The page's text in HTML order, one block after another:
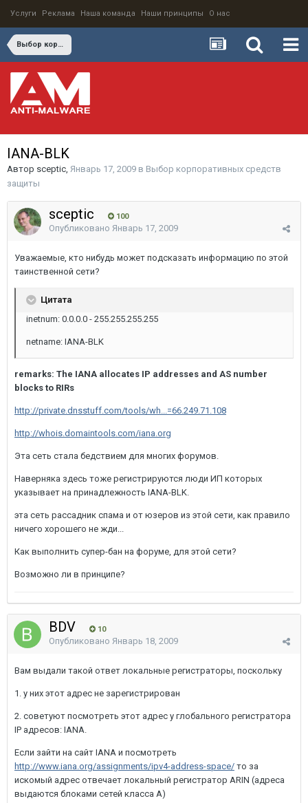
Услуги Реклама Наша команда Наши принципы О нас
Выбор корпоративных средств защиты
IANA-BLK
Автор sceptic, Январь 17, 2009 в Выбор корпоративных средств
защиты
sceptic 100
Опубликовано Январь 17, 2009
Уважаемые, кто нибудь может подсказать информацию по этой
таинственной сети?
Цитата
inetnum: 0.0.0.0 - 255.255.255.255
netname: IANA-BLK
remarks: The IANA allocates IP addresses and AS number
blocks to RIRs
http://private.dnsstuff.com/tools/wh...=66.249.71.108
http://whois.domaintools.com/iana.org
Эта сеть стала бедствием для многих форумов.
Наверняка здесь тоже регистрируются люди ИП которых
указывает на принадлежность IANA-BLK.
эта сеть рассадник спама и от юзеров из этой сети, как правило
ничего хорошего не жди...
Как выполнить супер-бан на форуме, для этой сети?
Возможно ли в принципе?
BDV 10
Опубликовано Январь 18, 2009
Вам выдали такой ответ локальные регистраторы, поскольку
1. у них этот адрес не зарегистрирован
2. советуют посмотреть этот адрес у глобального регистратора
IP адресов: IANA.
Если зайти на сайт IANA и посмотреть
http://www.iana.org/assignments/ipv4-address-space/ то за
искомый адрес отвечает локальный регистратор ARIN (адреса
выдаются блоками сетей класса А)